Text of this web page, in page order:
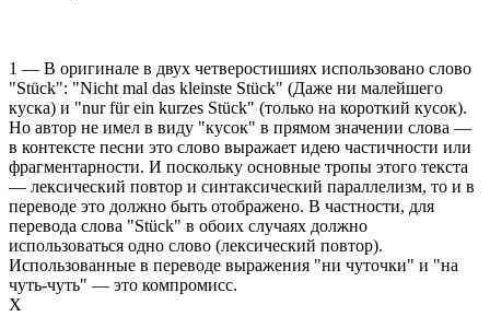
1 — В оригинале в двух четверостишиях использовано слово
"Stück": "Nicht mal das kleinste Stück" (Даже ни малейшего
куска) и "nur für ein kurzes Stück" (только на короткий кусок).
Но автор не имел в виду "кусок" в прямом значении слова —
в контексте песни это слово выражает идею частичности или
фрагментарности. И поскольку основные тропы этого текста
— лексический повтор и синтаксический параллелизм, то и в
переводе это должно быть отображено. В частности, для
перевода слова "Stück" в обоих случаях должно
использоваться одно слово (лексический повтор).
Использованные в переводе выражения "ни чуточки" и "на
чуть-чуть" — это компромисс.
Х